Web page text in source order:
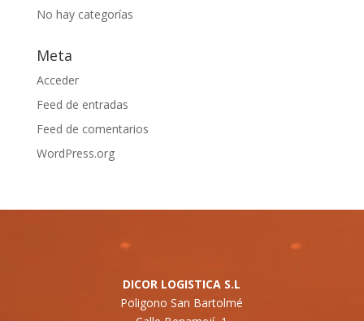
No hay categorías
Meta
Acceder
Feed de entradas
Feed de comentarios
WordPress.org
DICOR LOGISTICA S.L
Poligono San Bartolmé